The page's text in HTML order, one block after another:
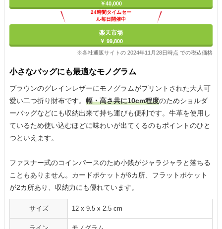
￥40,000
24時間タイムセー
ル毎日開催中
楽天市場
￥ 99,800
※各社通販サイトの 2024年11月28日時点 での税込価格
小さなバッグにも最適なモノグラム
ブラウンのグレインレザーにモノグラムがプリントされた大人可
愛い二つ折り財布です。 幅・高さ共に10cm程度のためショルダ
ーバッグなどにも収納出来て持ち運びも便利です。牛革を使用し
ているため使い込むほどに味わいが出てくるのもポイントのひと
つといえます。
ファスナー式のコインパースのため小銭がジャラジャラと落ちる
こともありません。カードポケットが6カ所、フラットポケット
が2カ所あり、収納力にも優れています。
サイズ 12 x 9.5 x 2.5 cm